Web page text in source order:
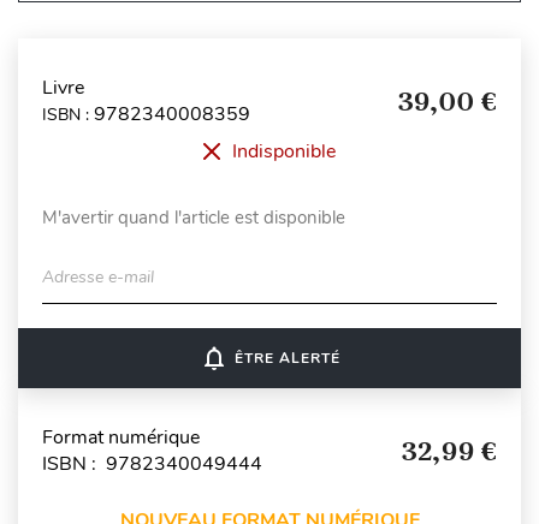
Livre
ISBN : 9782340008359 39,00 €
Indisponible
M'avertir quand l'article est disponible
Adresse e-mail
notifications_none ÊTRE ALERTÉ
Format numérique
ISBN : 9782340049444
32,99 €